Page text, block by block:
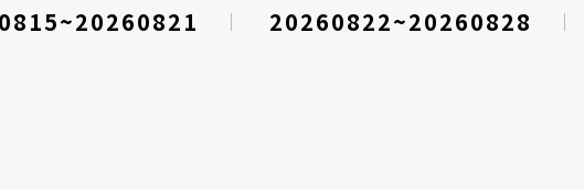
20260822~20260828